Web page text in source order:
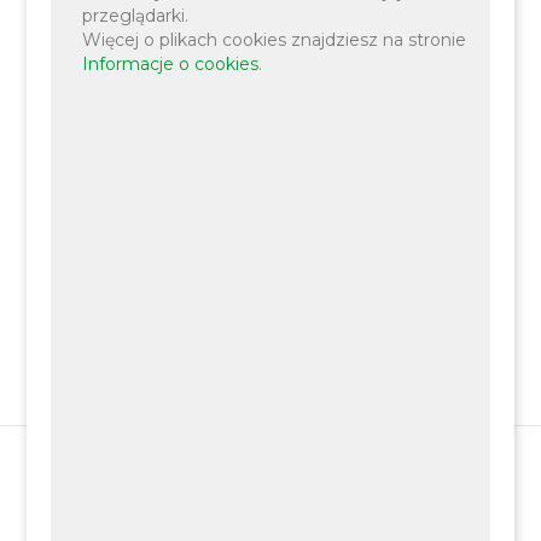
można uzyskaćtutaj
przeglądarki.
Więcej o plikach cookies znajdziesz na stronie
Informacje o cookies.